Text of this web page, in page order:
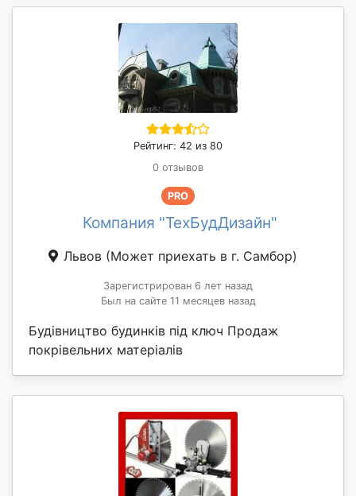
Рейтинг: 42 из 80
0 отзывов
PRO
Компания "ТехБудДизайн"
Львов (Может приехать в г. Самбор)
Зарегистрирован 6 лет назад
Был на сайте 11 месяцев назад
Будівництво будинків під ключ Продаж
покрівельних матеріалів